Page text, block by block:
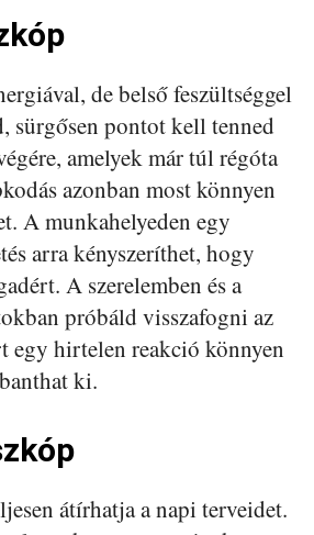
de belső feszültséggel
sürgősen pontot kell tenned
amelyek már túl régóta
azonban most könnyen
A munkahelyeden egy
arra kényszeríthet, hogy
A szerelemben és a
próbáld visszafogni az
egy hirtelen reakció könnyen
ki.
átírhatja a napi terveidet.